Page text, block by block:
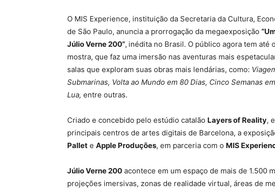
O MIS Experience, instituição da Secretaria da Cultura,
de São Paulo, anuncia a prorrogação da megaexposição
Júlio Verne 200”, inédita no Brasil. O público agora tem até
mostra, que faz uma imersão nas aventuras mais
salas que exploram suas obras mais lendárias, como:
Submarinas, Volta ao Mundo em 80 Dias, Cinco Semanas
Lua, entre outras.
Criado e concebido pelo estúdio catalão Layers of Reality,
principais centros de artes digitais de Barcelona, a
Pallet e Apple Produções, em parceria com o MIS
Júlio Verne 200 acontece em um espaço de mais de 1.500
projeções imersivas, zonas de realidade virtual, áreas de